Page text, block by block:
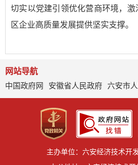
切实以党建引领优化营商环境，激
区企业高质量发展提供坚实支撑。
网站导航
中国政府网
安徽省人民政府 六安市
主办单位：六安经济技术开